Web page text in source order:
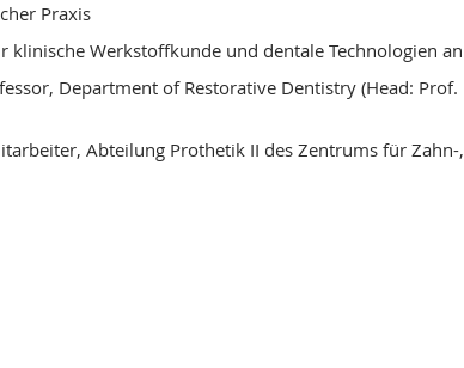
Praxis
Werkstoffkunde und dentale Technologien
Department of Restorative Dentistry (Head:
Abteilung Prothetik II des Zentrums für